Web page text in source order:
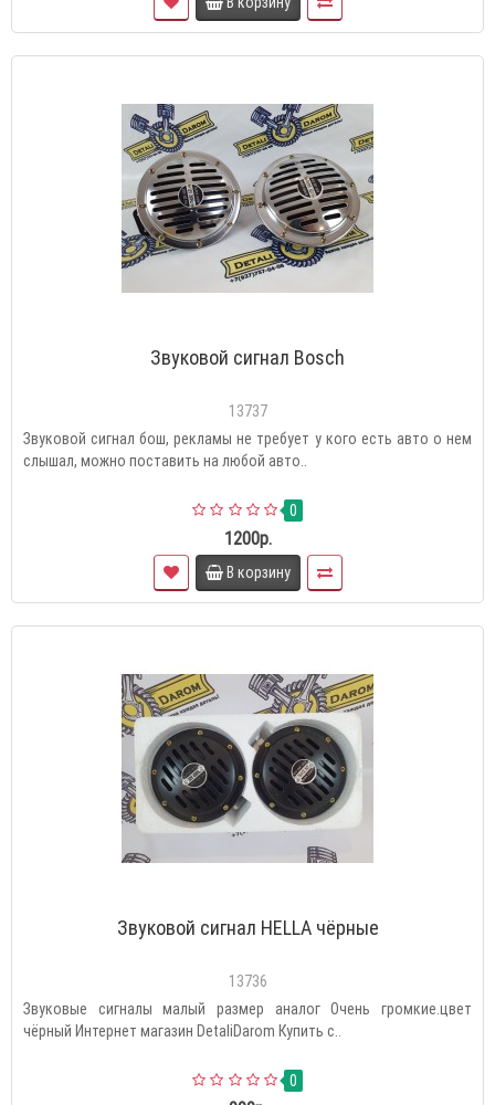
Звуковой сигнал Bosch
13737
Звуковой сигнал бош, рекламы не требует у кого есть авто о нем
слышал, можно поставить на любой авто..
0
1200р.
В корзину
Звуковой сигнал HELLA чёрные
13736
Звуковые сигналы малый размер аналог Очень громкие.цвет
чёрный Интернет магазин DetaliDarom Купить с..
0